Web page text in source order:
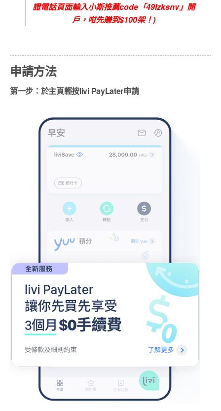
證電話頁面輸入小斯推薦code「49lzksnv」開
戶，咁先賺到$100架！)
申請方法
第一步：於主頁輕按livi PayLater申請